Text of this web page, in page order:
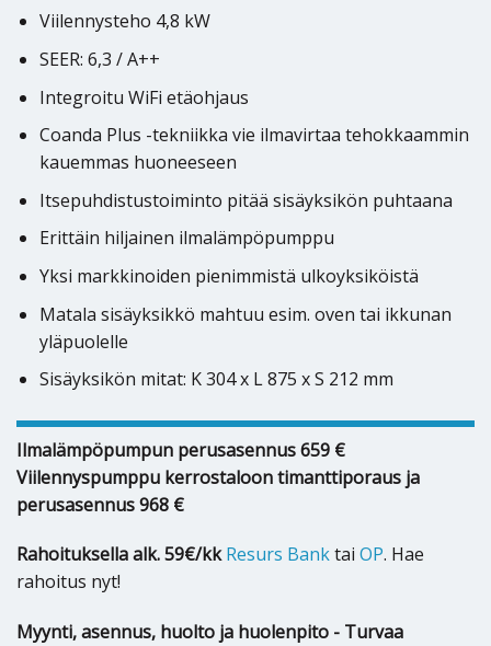
Viilennysteho 4,8 kW
SEER: 6,3 / A++
Integroitu WiFi etäohjaus
Coanda Plus -tekniikka vie ilmavirtaa tehokkaammin
kauemmas huoneeseen
Itsepuhdistustoiminto pitää sisäyksikön puhtaana
Erittäin hiljainen ilmalämpöpumppu
Yksi markkinoiden pienimmistä ulkoyksiköistä
Matala sisäyksikkö mahtuu esim. oven tai ikkunan
yläpuolelle
Sisäyksikön mitat: K 304 x L 875 x S 212 mm
Ilmalämpöpumpun perusasennus 659 €
Viilennyspumppu kerrostaloon timanttiporaus ja
perusasennus 968 €
Rahoituksella alk. 59€/kk Resurs Banktai OP. Hae
rahoitus nyt!
Myynti, asennus, huolto ja huolenpito - Turvaa